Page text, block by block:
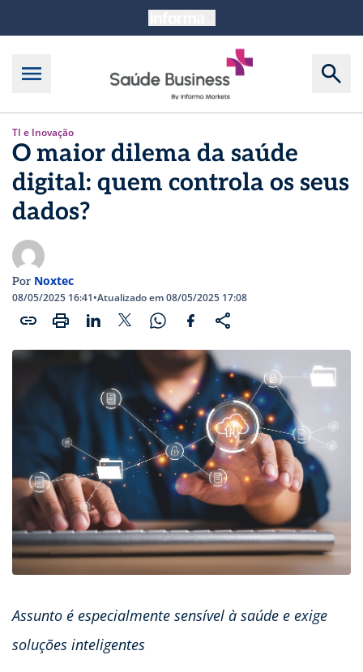
TI e Inovação
O maior dilema da saúde
digital: quem controla os seus
dados?
Por Noxtec
08/05/2025 16:41•Atualizado em 08/05/2025 17:08
Assunto é especialmente sensível à saúde e exige
soluções inteligentes